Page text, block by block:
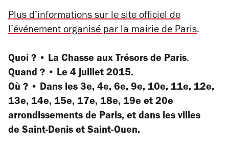
Plus d’informations sur le site officiel de
l’événement organisé par la mairie de Paris.
Quoi ? • La Chasse aux Trésors de Paris.
Quand ? • Le 4 juillet 2015.
Où ? • Dans les 3e, 4e, 6e, 9e, 10e, 11e, 12e,
13e, 14e, 15e, 17e, 18e, 19e et 20e
arrondissements de Paris, et dans les villes
de Saint-Denis et Saint-Ouen.